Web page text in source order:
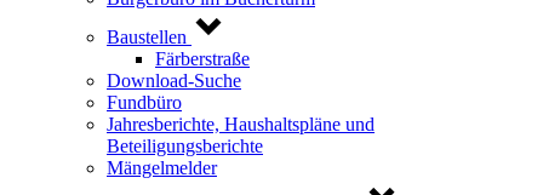
Baustellen
Färberstraße
Download-Suche
Fundbüro
Jahresberichte, Haushaltspläne und
Beteiligungsberichte
Mängelmelder